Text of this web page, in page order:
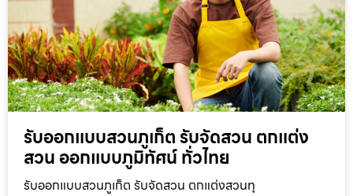
รับออกแบบสวนภูเก็ต รับจัดสวน ตกแต่ง
สวน ออกแบบภูมิทัศน์ ทั่วไทย
รับออกแบบสวนภูเก็ต รับจัดสวน ตกแต่งสวนทุ